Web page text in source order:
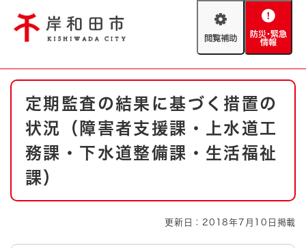
閲
助
防
緊
情
報
やさしい日本語
文字サイズ 標準 拡大
背景色変更 白 黒 青
とじる
防災・緊急情報 救急・消防
ハザードマップ AED設置箇所
本
定期監査の結果に基づく措置の
状況（障害者支援課・上水道工
務課・下水道整備課・生活福祉
課）
更新日：2018年7月10日掲載